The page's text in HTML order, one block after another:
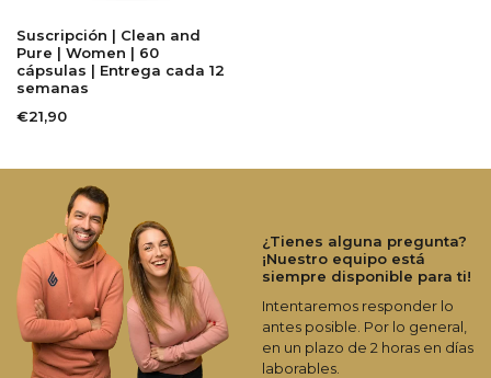
Suscripción | Clean and
Pure | Women | 60
cápsulas | Entrega cada 12
semanas
€21,90
¿Tienes alguna pregunta?
¡Nuestro equipo está
siempre disponible para ti!
Intentaremos responder lo
antes posible. Por lo general,
en un plazo de 2 horas en días
laborables.